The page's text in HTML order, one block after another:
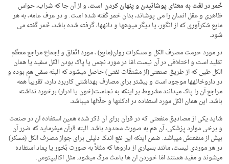
خَمر در لغت به معناى پوشانیدن و پنهان کردن است.و از آن جا که شراب، حواس
ظاهرى و عقل انسان را مى پوشاند، بدان خمر گفته شده است. و در عرف عامه، به هر
مایع سُکرآورى که از انگور، یا دیگر میوه­ها و دانه­ها، گرفته شده باشد، خَمر گفته مى
شود.
در مورد حرمت مصرف الکل و مسکرات روان(مایع) ، مورد اتّفاق و اِجماع مراجع معظّم
تقلید است و اختلافی در آن نیست.امّا در مورد نجس یا پاک بودن الکل سفید یا همان
الکل طبی که از طریق صنعتی(از مشتقّات نفتی) حاصل می­شود که البتّه سمّی هم بوده و
در داروخانه­ها موجود است و بیشتر برای مصارف بهداشتی کاربرد دارد، تقریباً همه
مراجع آن را پاک می­دانند مشروط بر اینکه به نجاست(خون یا ادرار) برخورد نداشته
باشد. این همان الکل مورد استفاده در ادکلن­ها و حلّال­ها می­باشد.
شاید یکی از مصادیق منفعتی که در قرآن برای آن ذکر شده همین استفاده آن در صنعت
و برخی موارد پزشکی، آن هم به صورت محدود باشد. البته قرآن می­فرماید که ضرر آن
بیش از منفعتش می­باشد. ضمن اینکه این نفع اندک دلیلی برای جواز مصرف الکل (مسکر)
در هر موردی نیست، مانند بسیاری از داروها که مثلاً به صورت بُخور یا پماد استفاده
می­شوند و مفید هستند امّا خوردن آن ها باعث مرگ می­شود. مثل اکالیپتوس.